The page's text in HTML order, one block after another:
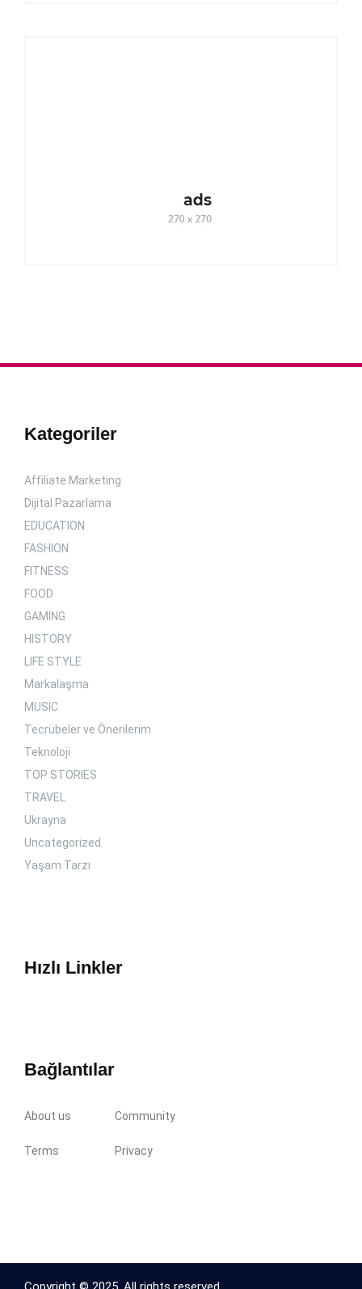
Kategoriler
Affiliate Marketing
Dijital Pazarlama
EDUCATION
FASHION
FITNESS
FOOD
GAMING
HISTORY
LIFE STYLE
Markalaşma
MUSIC
Tecrübeler ve Önerilerim
Teknoloji
TOP STORIES
TRAVEL
Ukrayna
Uncategorized
Yaşam Tarzı
Hızlı Linkler
Bağlantılar
About us Community
Terms Privacy